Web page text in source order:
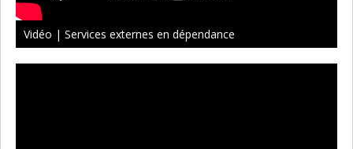
Vidéo | Services externes en dépendance